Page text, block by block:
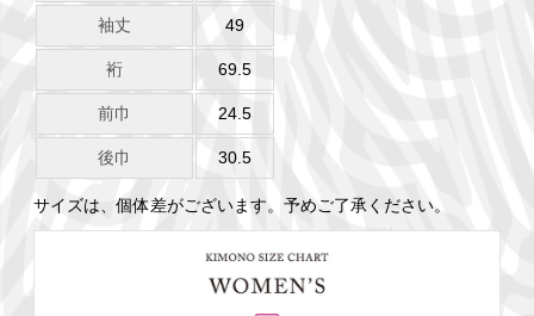
袖丈 49
裄 69.5
前巾 24.5
後巾 30.5
サイズは、個体差がございます。予めご了承ください。